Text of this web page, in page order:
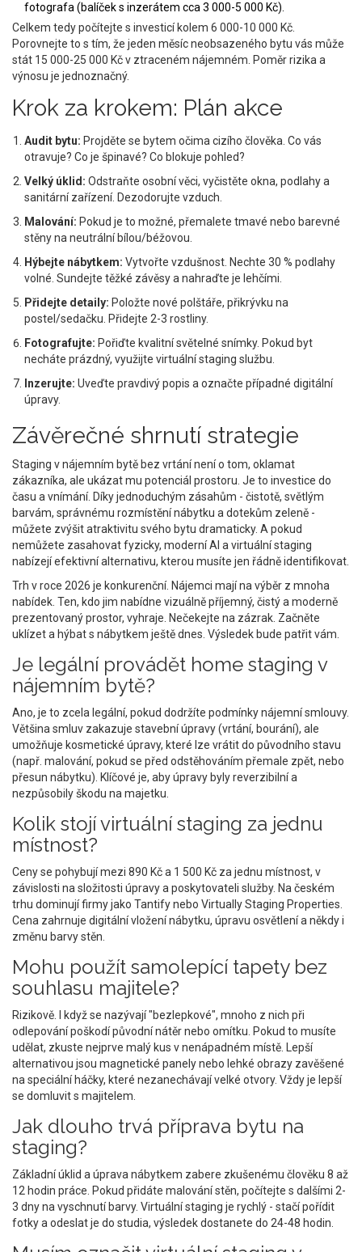
fotografa (balíček s inzerátem cca 3 000-5 000 Kč).
Celkem tedy počítejte s investicí kolem 6 000-10 000 Kč.
Porovnejte to s tím, že jeden měsíc neobsazeného bytu vás může
stát 15 000-25 000 Kč v ztraceném nájemném. Poměr rizika a
výnosu je jednoznačný.
Krok za krokem: Plán akce
Audit bytu: Projděte se bytem očima cizího člověka. Co vás
otravuje? Co je špinavé? Co blokuje pohled?
Velký úklid: Odstraňte osobní věci, vyčistěte okna, podlahy a
sanitární zařízení. Dezodorujte vzduch.
Malování: Pokud je to možné, přemalete tmavé nebo barevné
stěny na neutrální bílou/béžovou.
Hýbejte nábytkem: Vytvořte vzdušnost. Nechte 30 % podlahy
volné. Sundejte těžké závěsy a nahraďte je lehčími.
Přidejte detaily: Položte nové polštáře, přikrývku na
postel/sedačku. Přidejte 2-3 rostliny.
Fotografujte: Pořiďte kvalitní světelné snímky. Pokud byt
necháte prázdný, využijte virtuální staging službu.
Inzerujte: Uveďte pravdivý popis a označte případné digitální
úpravy.
Závěrečné shrnutí strategie
Staging v nájemním bytě bez vrtání není o tom, oklamat
zákazníka, ale ukázat mu potenciál prostoru. Je to investice do
času a vnímání. Díky jednoduchým zásahům - čistotě, světlým
barvám, správnému rozmístění nábytku a dotekům zeleně -
můžete zvýšit atraktivitu svého bytu dramaticky. A pokud
nemůžete zasahovat fyzicky, moderní AI a virtuální staging
nabízejí efektivní alternativu, kterou musíte jen řádně identifikovat.
Trh v roce 2026 je konkurenční. Nájemci mají na výběr z mnoha
nabídek. Ten, kdo jim nabídne vizuálně příjemný, čistý a moderně
prezentovaný prostor, vyhraje. Nečekejte na zázrak. Začněte
uklízet a hýbat s nábytkem ještě dnes. Výsledek bude patřit vám.
Je legální provádět home staging v
nájemním bytě?
Ano, je to zcela legální, pokud dodržíte podmínky nájemní smlouvy.
Většina smluv zakazuje stavební úpravy (vrtání, bourání), ale
umožňuje kosmetické úpravy, které lze vrátit do původního stavu
(např. malování, pokud se před odstěhováním přemale zpět, nebo
přesun nábytku). Klíčové je, aby úpravy byly reverzibilní a
nezpůsobily škodu na majetku.
Kolik stojí virtuální staging za jednu
místnost?
Ceny se pohybují mezi 890 Kč a 1 500 Kč za jednu místnost, v
závislosti na složitosti úpravy a poskytovateli služby. Na českém
trhu dominují firmy jako Tantify nebo Virtually Staging Properties.
Cena zahrnuje digitální vložení nábytku, úpravu osvětlení a někdy i
změnu barvy stěn.
Mohu použít samolepící tapety bez
souhlasu majitele?
Rizikově. I když se nazývají "bezlepkové", mnoho z nich při
odlepování poškodí původní nátěr nebo omítku. Pokud to musíte
udělat, zkuste nejprve malý kus v nenápadném místě. Lepší
alternativou jsou magnetické panely nebo lehké obrazy zavěšené
na speciální háčky, které nezanechávají velké otvory. Vždy je lepší
se domluvit s majitelem.
Jak dlouho trvá příprava bytu na
staging?
Základní úklid a úprava nábytkem zabere zkušenému člověku 8 až
12 hodin práce. Pokud přidáte malování stěn, počítejte s dalšími 2-
3 dny na vyschnutí barvy. Virtuální staging je rychlý - stačí pořídit
fotky a odeslat je do studia, výsledek dostanete do 24-48 hodin.